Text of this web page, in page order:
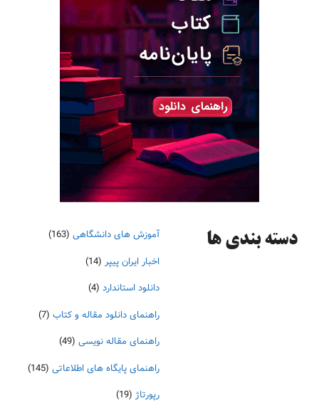
دسته‌ بندی ها آموزش های دانشگاهی (163)
اخبار ایران پیپر (14)
دانلود استاندارد (4)
راهنمای دانلود مقاله و کتاب (7)
راهنمای مقاله نویسی (49)
راهنمای پایگاه های اطلاعاتی (145)
رپورتاژ (19)